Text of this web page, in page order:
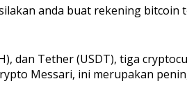
anda buat rekening bitcoin
dan Tether (USDT), tiga
Messari, ini merupakan